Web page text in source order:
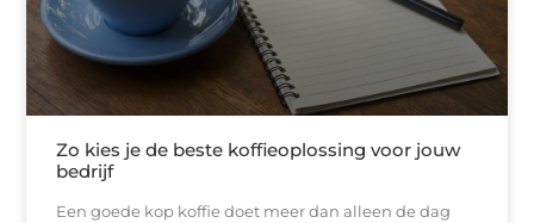
Zo kies je de beste koffieoplossing voor jouw
bedrijf
Een goede kop koffie doet meer dan alleen de dag